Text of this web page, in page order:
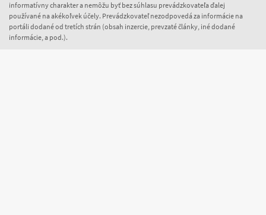
informatívny charakter a nemôžu byť bez súhlasu prevádzkovateľa ďalej
používané na akékoľvek účely. Prevádzkovateľ nezodpovedá za informácie na
portáli dodané od tretích strán (obsah inzercie, prevzaté články, iné dodané
informácie, a pod.).